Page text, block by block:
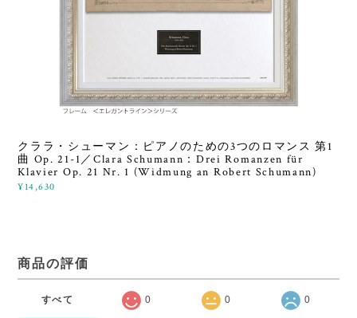
クララ・シューマン：ピアノのための3つのロマンス 第1
曲 Op. 21-1／Clara Schumann：Drei Romanzen für
Klavier Op. 21 Nr. 1 (Widmung an Robert Schumann)
¥14,630
商品の評価
すべて 0 0 0